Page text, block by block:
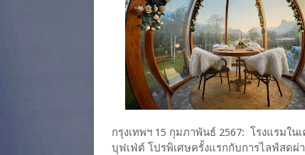
กรุงเทพฯ 15 กุมภาพันธ์ 2567: โรงแรมใ
บุฟเฟ่ต์ โปรพิเศษครั้งแรกกับการไลฟ์สดผ่